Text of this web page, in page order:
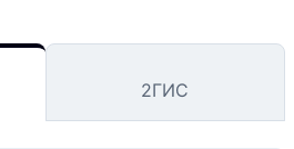
2ГИС